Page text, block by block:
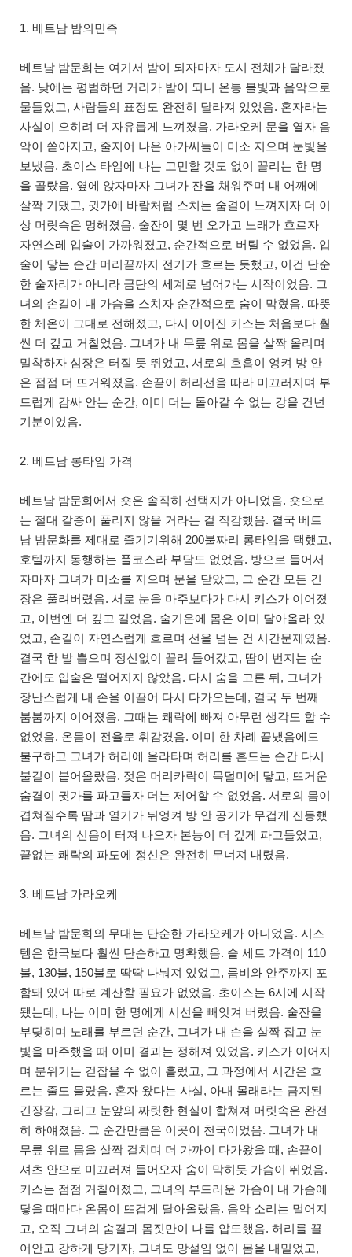
1. 베트남 밤의민족
베트남 밤문화는 여기서 밤이 되자마자 도시 전체가 달라졌
음. 낮에는 평범하던 거리가 밤이 되니 온통 불빛과 음악으로
물들었고, 사람들의 표정도 완전히 달라져 있었음. 혼자라는
사실이 오히려 더 자유롭게 느껴졌음. 가라오케 문을 열자 음
악이 쏟아지고, 줄지어 나온 아가씨들이 미소 지으며 눈빛을
보냈음. 초이스 타임에 나는 고민할 것도 없이 끌리는 한 명
을 골랐음. 옆에 앉자마자 그녀가 잔을 채워주며 내 어깨에
살짝 기댔고, 귓가에 바람처럼 스치는 숨결이 느껴지자 더 이
상 머릿속은 멍해졌음. 술잔이 몇 번 오가고 노래가 흐르자
자연스레 입술이 가까워졌고, 순간적으로 버틸 수 없었음. 입
술이 닿는 순간 머리끝까지 전기가 흐르는 듯했고, 이건 단순
한 술자리가 아니라 금단의 세계로 넘어가는 시작이었음. 그
녀의 손길이 내 가슴을 스치자 순간적으로 숨이 막혔음. 따뜻
한 체온이 그대로 전해졌고, 다시 이어진 키스는 처음보다 훨
씬 더 깊고 거칠었음. 그녀가 내 무릎 위로 몸을 살짝 올리며
밀착하자 심장은 터질 듯 뛰었고, 서로의 호흡이 엉켜 방 안
은 점점 더 뜨거워졌음. 손끝이 허리선을 따라 미끄러지며 부
드럽게 감싸 안는 순간, 이미 더는 돌아갈 수 없는 강을 건넌
기분이었음.
2. 베트남 롱타임 가격
베트남 밤문화에서 숏은 솔직히 선택지가 아니었음. 숏으로
는 절대 갈증이 풀리지 않을 거라는 걸 직감했음. 결국 베트
남 밤문화를 제대로 즐기기위해 200불짜리 롱타임을 택했고,
호텔까지 동행하는 풀코스라 부담도 없었음. 방으로 들어서
자마자 그녀가 미소를 지으며 문을 닫았고, 그 순간 모든 긴
장은 풀려버렸음. 서로 눈을 마주보다가 다시 키스가 이어졌
고, 이번엔 더 깊고 길었음. 술기운에 몸은 이미 달아올라 있
었고, 손길이 자연스럽게 흐르며 선을 넘는 건 시간문제였음.
결국 한 발 뽑으며 정신없이 끌려 들어갔고, 땀이 번지는 순
간에도 입술은 떨어지지 않았음. 다시 숨을 고른 뒤, 그녀가
장난스럽게 내 손을 이끌어 다시 다가오는데, 결국 두 번째
붐붐까지 이어졌음. 그때는 쾌락에 빠져 아무런 생각도 할 수
없었음. 온몸이 전율로 휘감겼음. 이미 한 차례 끝냈음에도
불구하고 그녀가 허리에 올라타며 허리를 흔드는 순간 다시
불길이 붙어올랐음. 젖은 머리카락이 목덜미에 닿고, 뜨거운
숨결이 귓가를 파고들자 더는 제어할 수 없었음. 서로의 몸이
겹쳐질수록 땀과 열기가 뒤엉켜 방 안 공기가 무겁게 진동했
음. 그녀의 신음이 터져 나오자 본능이 더 깊게 파고들었고,
끝없는 쾌락의 파도에 정신은 완전히 무너져 내렸음.
3. 베트남 가라오케
베트남 밤문화의 무대는 단순한 가라오케가 아니었음. 시스
템은 한국보다 훨씬 단순하고 명확했음. 술 세트 가격이 110
불, 130불, 150불로 딱딱 나눠져 있었고, 룸비와 안주까지 포
함돼 있어 따로 계산할 필요가 없었음. 초이스는 6시에 시작
됐는데, 나는 이미 한 명에게 시선을 빼앗겨 버렸음. 술잔을
부딪히며 노래를 부르던 순간, 그녀가 내 손을 살짝 잡고 눈
빛을 마주했을 때 이미 결과는 정해져 있었음. 키스가 이어지
며 분위기는 걷잡을 수 없이 흘렀고, 그 과정에서 시간은 흐
르는 줄도 몰랐음. 혼자 왔다는 사실, 아내 몰래라는 금지된
긴장감, 그리고 눈앞의 짜릿한 현실이 합쳐져 머릿속은 완전
히 하얘졌음. 그 순간만큼은 이곳이 천국이었음. 그녀가 내
무릎 위로 몸을 살짝 걸치며 더 가까이 다가왔을 때, 손끝이
셔츠 안으로 미끄러져 들어오자 숨이 막히듯 가슴이 뛰었음.
키스는 점점 거칠어졌고, 그녀의 부드러운 가슴이 내 가슴에
닿을 때마다 온몸이 뜨겁게 달아올랐음. 음악 소리는 멀어지
고, 오직 그녀의 숨결과 몸짓만이 나를 압도했음. 허리를 끌
어안고 강하게 당기자, 그녀도 망설임 없이 몸을 내밀었고,